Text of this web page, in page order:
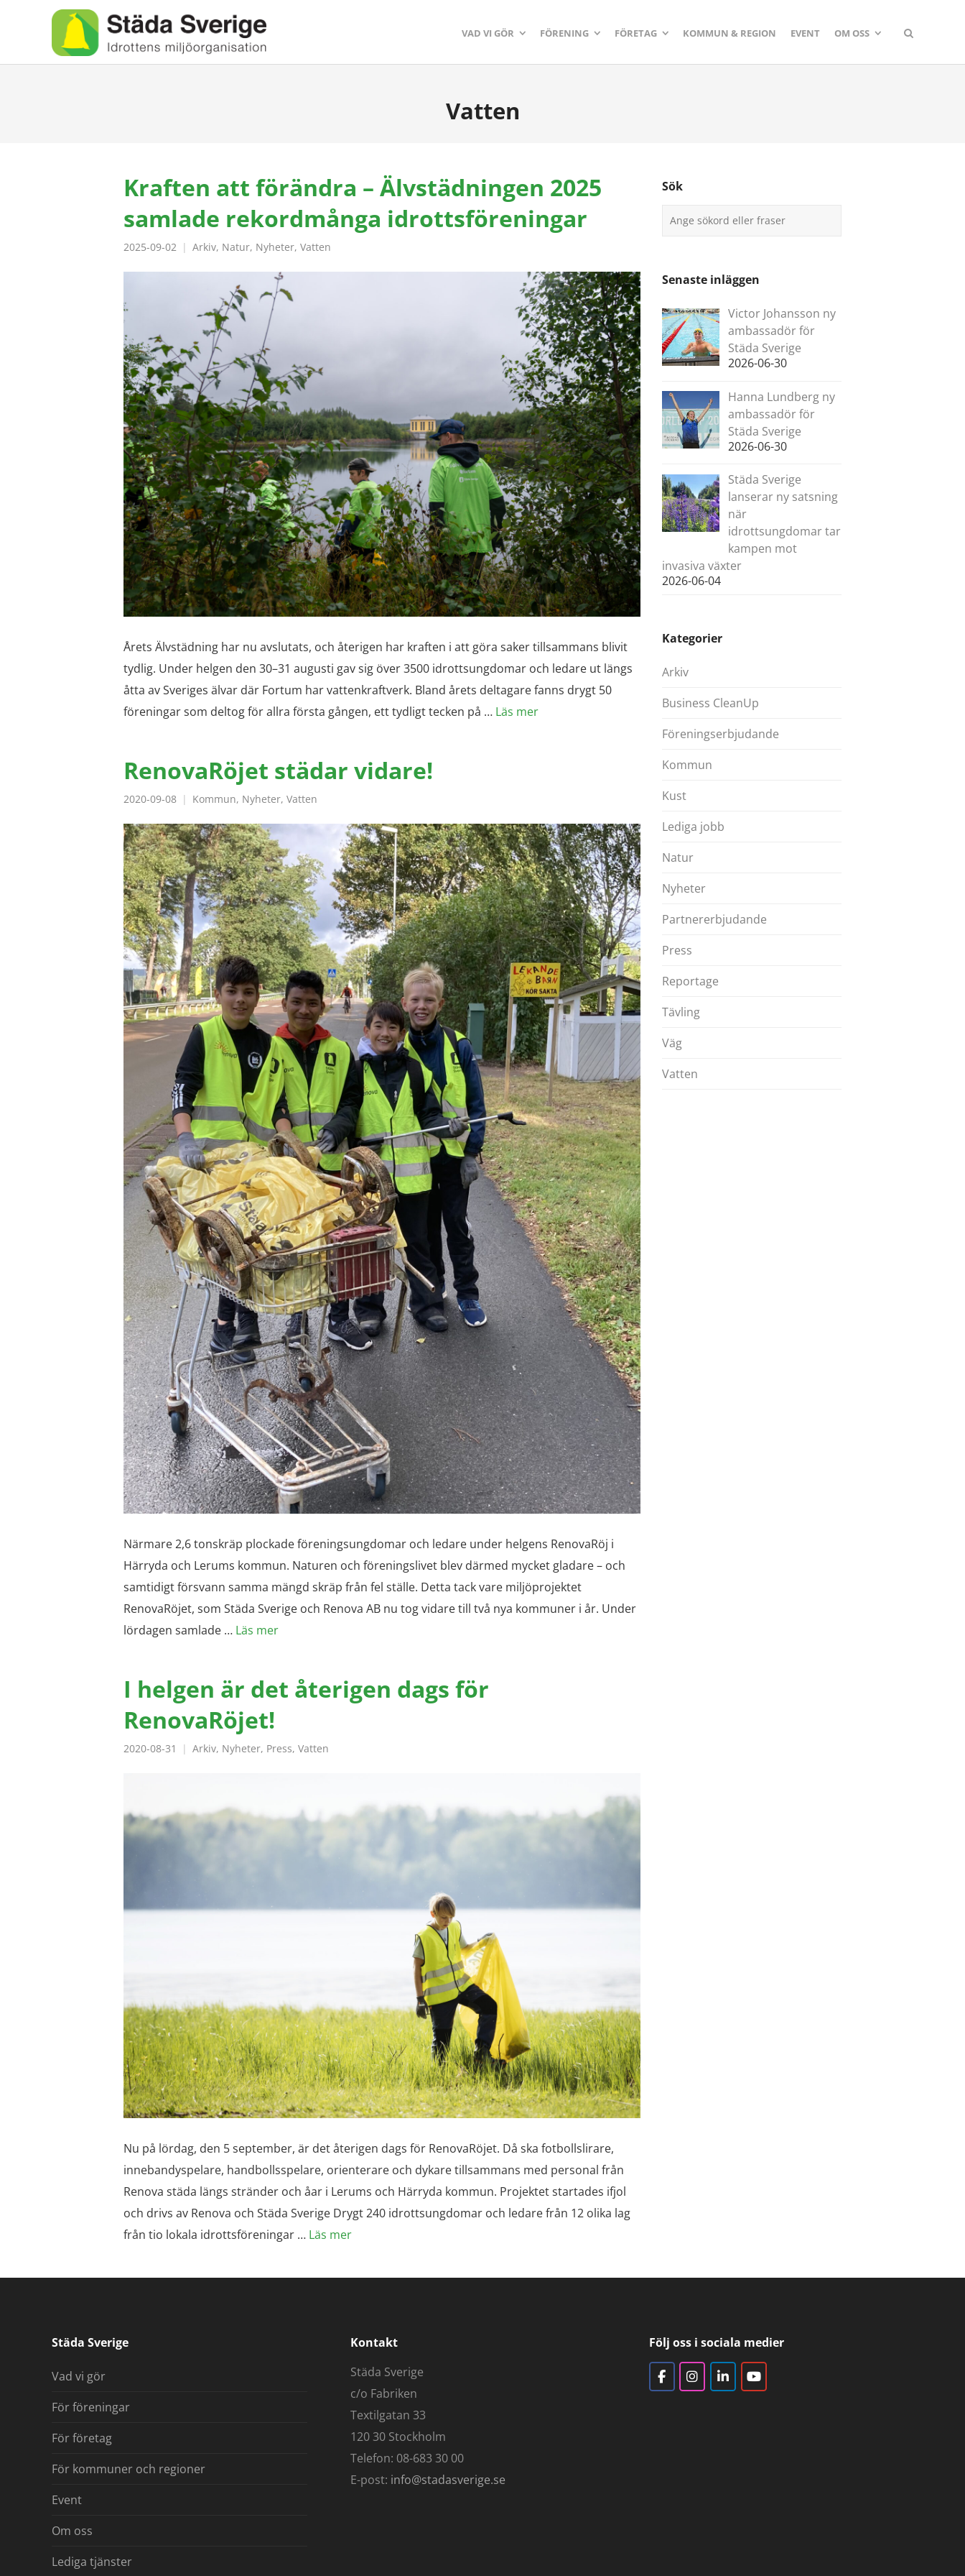
VAD VI GÖR FÖRENING FÖRETAG KOMMUN & REGION EVENT OM OSS
Vatten
Kraften att förändra – Älvstädningen 2025
samlade rekordmånga idrottsföreningar
2025-09-02 Arkiv, Natur, Nyheter, Vatten
Årets Älvstädning har nu avslutats, och återigen har kraften i att göra saker tillsammans blivit
tydlig. Under helgen den 30–31 augusti gav sig över 3500 idrottsungdomar och ledare ut längs
åtta av Sveriges älvar där Fortum har vattenkraftverk. Bland årets deltagare fanns drygt 50
föreningar som deltog för allra första gången, ett tydligt tecken på … Läs mer
RenovaRöjet städar vidare!
2020-09-08 Kommun, Nyheter, Vatten
Närmare 2,6 tonskräp plockade föreningsungdomar och ledare under helgens RenovaRöj i
Härryda och Lerums kommun. Naturen och föreningslivet blev därmed mycket gladare – och
samtidigt försvann samma mängd skräp från fel ställe. Detta tack vare miljöprojektet
RenovaRöjet, som Städa Sverige och Renova AB nu tog vidare till två nya kommuner i år. Under
lördagen samlade … Läs mer
I helgen är det återigen dags för
RenovaRöjet!
2020-08-31 Arkiv, Nyheter, Press, Vatten
Nu på lördag, den 5 september, är det återigen dags för RenovaRöjet. Då ska fotbollslirare,
innebandyspelare, handbollsspelare, orienterare och dykare tillsammans med personal från
Renova städa längs stränder och åar i Lerums och Härryda kommun. Projektet startades ifjol
och drivs av Renova och Städa Sverige Drygt 240 idrottsungdomar och ledare från 12 olika lag
från tio lokala idrottsföreningar … Läs mer
Sök
Senaste inläggen
Victor Johansson ny
ambassadör för
Städa Sverige
2026-06-30
Hanna Lundberg ny
ambassadör för
Städa Sverige
2026-06-30
Städa Sverige
lanserar ny satsning
när
idrottsungdomar tar
kampen mot
invasiva växter
2026-06-04
Kategorier
Arkiv
Business CleanUp
Föreningserbjudande
Kommun
Kust
Lediga jobb
Natur
Nyheter
Partnererbjudande
Press
Reportage
Tävling
Väg
Vatten
Städa Sverige
Vad vi gör
För föreningar
För företag
För kommuner och regioner
Event
Om oss
Lediga tjänster
Kontakt
Städa Sverige
c/o Fabriken
Textilgatan 33
120 30 Stockholm
Telefon: 08-683 30 00
E-post: info@stadasverige.se
Följ oss i sociala medier